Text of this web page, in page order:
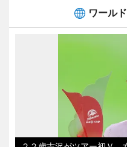
ワール